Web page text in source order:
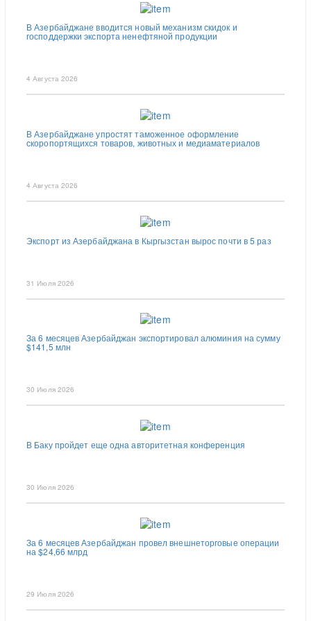
В Азербайджане вводится новый механизм скидок и
господдержки экспорта ненефтяной продукции
4 Августа 2026
В Азербайджане упростят таможенное оформление
скоропортящихся товаров, животных и медиаматериалов
4 Августа 2026
Экспорт из Азербайджана в Кыргызстан вырос почти в 5 раз
31 Июля 2026
За 6 месяцев Азербайджан экспортировал алюминия на сумму
$141,5 млн
30 Июля 2026
В Баку пройдет еще одна авторитетная конференция
30 Июля 2026
За 6 месяцев Азербайджан провел внешнеторговые операции
на $24,66 млрд
29 Июля 2026